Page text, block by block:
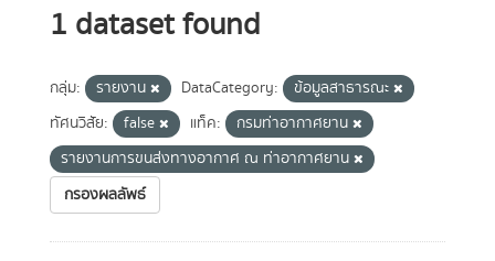
1 dataset found
กลุ่ม: รายงาน DataCategory:
ข้อมูลสาธารณะ
ทัศนวิสัย:
false แท็ค:
กรมท่าอากาศยาน
รายงานการขนส่งทางอากาศ ณ ท่าอากาศยาน
กรองผลลัพธ์